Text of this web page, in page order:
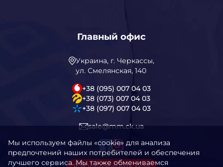
Главный офис
Украина, г. Черкассы,
ул. Смелянская, 140
+38 (095) 007 04 03
+38 (073) 007 04 03
+38 (097) 007 04 03
sale@mm.ck.ua
Мы используем файлы «cookie» для анализа
предпочтений наших потребителей и обеспечения
лучшего сервиса. Мы также обмениваемся